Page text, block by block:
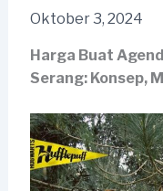
Oktober 3, 2024
Harga Buat
Serang: Konsep,